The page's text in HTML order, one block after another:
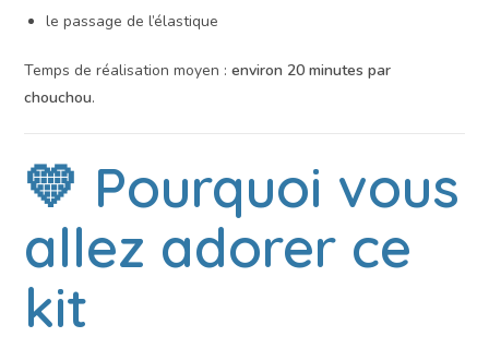
le passage de l’élastique
Temps de réalisation moyen :environ 20 minutes par
chouchou.
💛 Pourquoi vous
allez adorer ce
kit